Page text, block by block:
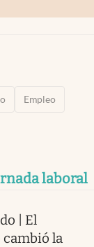
Empleo
laboral
| El
cambió la